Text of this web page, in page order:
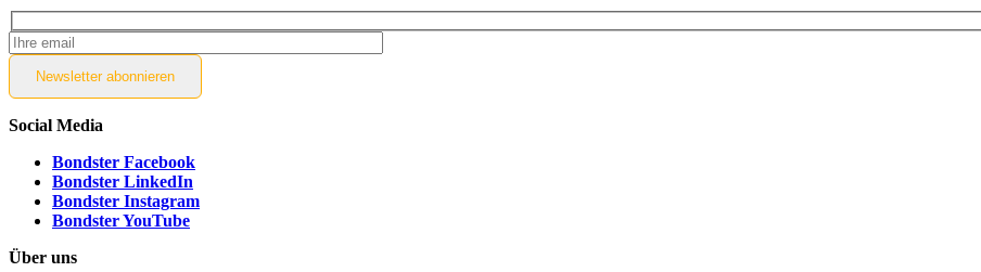
Newsletterabonnieren
Social Media
Bondster Facebook
Bondster LinkedIn
Bondster Instagram
Bondster YouTube
Über uns